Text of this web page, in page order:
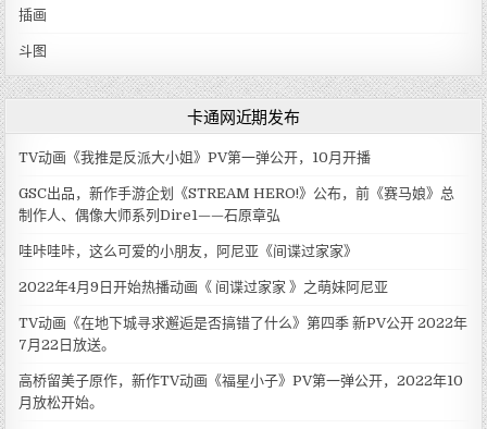
插画
斗图
卡通网近期发布
TV动画《我推是反派大小姐》PV第一弹公开，10月开播
GSC出品，新作手游企划《STREAM HERO!》公布，前《赛马娘》总
制作人、偶像大师系列Dire1——石原章弘
哇咔哇咔，这么可爱的小朋友，阿尼亚《间谍过家家》
2022年4月9日开始热播动画《 间谍过家家 》之萌妹阿尼亚
TV动画《在地下城寻求邂逅是否搞错了什么》第四季 新PV公开 2022年
7月22日放送。
高桥留美子原作，新作TV动画《福星小子》PV第一弹公开，2022年10
月放松开始。